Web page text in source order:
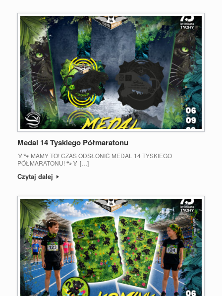
Medal 14 Tyskiego Półmaratonu
🏅🐾 MAMY TO! CZAS ODSŁONIĆ MEDAL 14 TYSKIEGO
PÓŁMARATONU! 🐾🏅 […]
Czytaj dalej